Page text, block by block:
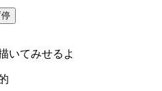
いてみせるよ